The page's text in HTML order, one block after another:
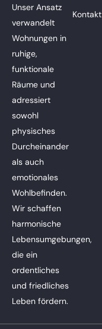
Unser Ansatz
verwandelt
Wohnungen in
ruhige,
funktionale
Räume und
adressiert
sowohl
physisches
Durcheinander
als auch
emotionales
Wohlbefinden.
Wir schaffen
harmonische
Lebensumgebungen,
die ein
ordentliches
und friedliches
Leben fördern.
Kontakt